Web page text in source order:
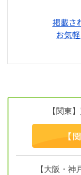
掲載さ
お気
【関東
【
【大阪・